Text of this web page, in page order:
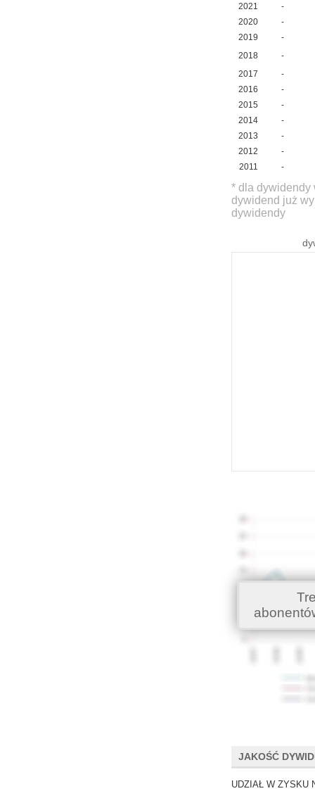
2021
-
2020
-
2019
-
2018
-
2017
-
2016
-
2015
-
2014
-
2013
-
2012
-
2011
-
* dla dywidendy
dywidend już
dywidendy
JAKOŚĆ
UDZIAŁ W ZYSKU